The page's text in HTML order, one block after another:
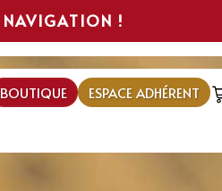
NAVIGATION !
BOUTIQUE ESPACE ADHÉRENT